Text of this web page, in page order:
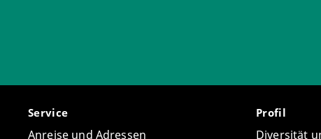
Service
Anreise und Adressen
Profil
Diversität